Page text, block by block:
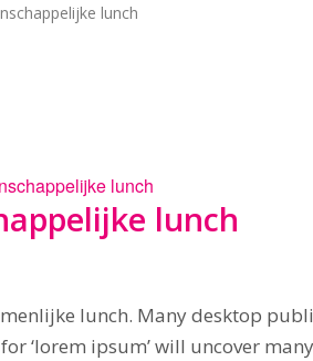
lunch
lunch
lunch
lunch. Many desktop
‘lorem ipsum’ will uncover